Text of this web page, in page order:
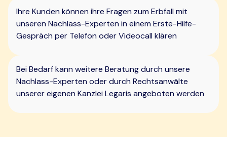
Ihre Kunden können ihre Fragen zum Erbfall mit
unseren Nachlass-Experten in einem Erste-Hilfe-
Gespräch per Telefon oder Videocall klären
Bei Bedarf kann weitere Beratung durch unsere
Nachlass-Experten oder durch Rechtsanwälte
unserer eigenen Kanzlei Legaris angeboten werden